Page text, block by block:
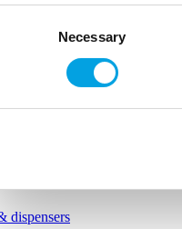
Necessary
dispensers